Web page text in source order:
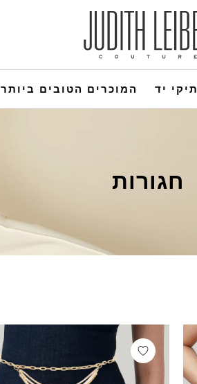
תיקי יד המוכרים הטובים ביותר
חגורות